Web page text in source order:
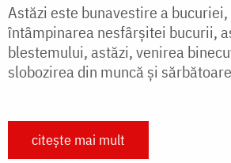
Astăzi este bunavestire a
întâmpinarea nesfârșitei bucurii,
blestemului, astăzi, venirea
slobozirea din muncă și
citește mai mult